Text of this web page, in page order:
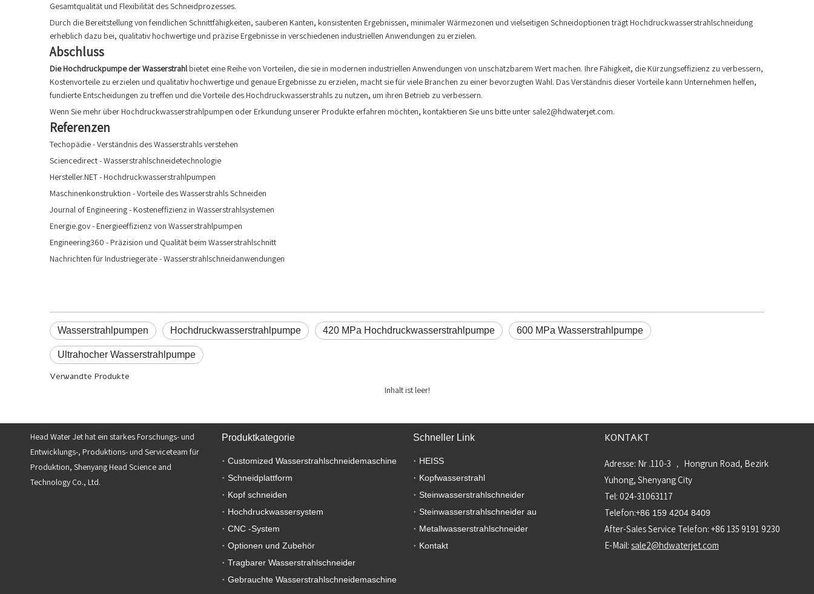
Gesamtqualität und Flexibilität des Schneidprozesses.
Durch die Bereitstellung von feindlichen Schnittfähigkeiten, sauberen Kanten, konsistenten Ergebnissen, minimaler Wärmezonen und vielseitigen Schneidoptionen trägt Hochdruckwasserstrahlschneidung
erheblich dazu bei, qualitativ hochwertige und präzise Ergebnisse in verschiedenen industriellen Anwendungen zu erzielen.
Abschluss
Die Hochdruckpumpe der Wasserstrahlbietet eine Reihe von Vorteilen, die sie in modernen industriellen Anwendungen von unschätzbarem Wert machen. Ihre Fähigkeit, die Kürzungseffizienz zu verbessern,
Kostenvorteile zu erzielen und qualitativ hochwertige und genaue Ergebnisse zu erzielen, macht sie für viele Branchen zu einer bevorzugten Wahl. Das Verständnis dieser Vorteile kann Unternehmen helfen,
fundierte Entscheidungen zu treffen und die Vorteile des Hochdruckwasserstrahls zu nutzen, um ihren Betrieb zu verbessern.
Wenn Sie mehr über Hochdruckwasserstrahlpumpen oder Erkundung unserer Produkte erfahren möchten, kontaktieren Sie uns bitte unter sale2@hdwaterjet.com.
Referenzen
Techopädie - Verständnis des Wasserstrahls verstehen
Sciencedirect - Wasserstrahlschneidetechnologie
Hersteller.NET - Hochdruckwasserstrahlpumpen
Maschinenkonstruktion - Vorteile des Wasserstrahls Schneiden
Journal of Engineering - Kosteneffizienz in Wasserstrahlsystemen
Energie.gov - Energieeffizienz von Wasserstrahlpumpen
Engineering360 - Präzision und Qualität beim Wasserstrahlschnitt
Nachrichten für Industriegeräte - Wasserstrahlschneidanwendungen
Wasserstrahlpumpen Hochdruckwasserstrahlpumpe 420 MPa Hochdruckwasserstrahlpumpe 600 MPa Wasserstrahlpumpe
Ultrahocher Wasserstrahlpumpe
Verwandte Produkte
Inhalt ist leer!
Head Water Jet hat ein starkes Forschungs- und
Entwicklungs-, Produktions- und Serviceteam für
Produktion, Shenyang Head Science and
Technology Co., Ltd.
Produktkategorie
Customized Wasserstrahlschneidemaschine
Schneidplattform
Kopf schneiden
Hochdruckwassersystem
CNC -System
Optionen und Zubehör
Tragbarer Wasserstrahlschneider
Gebrauchte Wasserstrahlschneidemaschine
Schneller Link
HEISS
Kopfwasserstrahl
Steinwasserstrahlschneider
Steinwasserstrahlschneider au
Metallwasserstrahlschneider
Kontakt
KONTAKT
Adresse: Nr .110-3 ， Hongrun Road, Bezirk
Yuhong, Shenyang City
Tel: 024-31063117
Telefon:+86 159 4204 8409
After-Sales Service Telefon: +86 135 9191 9230
E-Mail: sale2@hdwaterjet.com